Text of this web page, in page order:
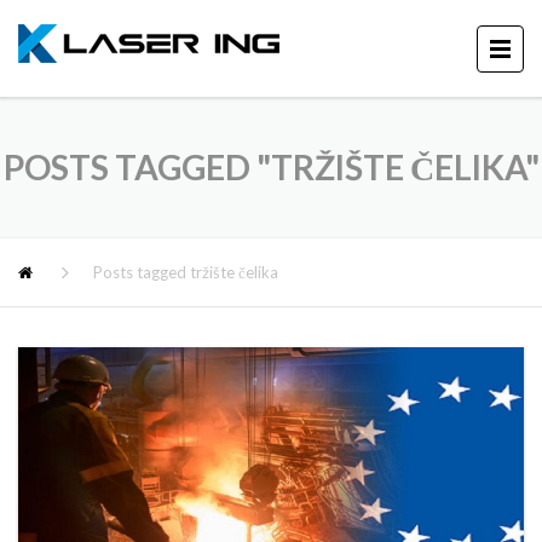
POSTS TAGGED "TRŽIŠTE ČELIKA"
Posts tagged tržište čelika